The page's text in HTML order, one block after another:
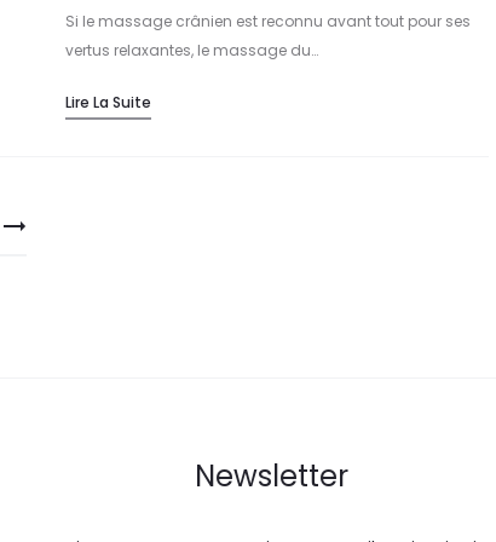
Si le massage crânien est reconnu avant tout pour ses
vertus relaxantes, le massage du…
Lire La Suite
Newsletter